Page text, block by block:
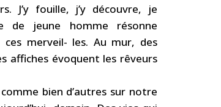
J’y fouille, j’y découvre, je
de jeune homme résonne
merveil- les. Au mur, des
affiches évoquent les rêveurs
bien d’autres sur notre